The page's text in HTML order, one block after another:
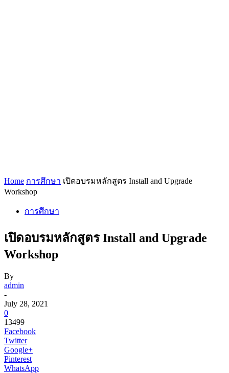
Home การศึกษา เปิดอบรมหลักสูตร Install and Upgrade
Workshop
การศึกษา
เปิดอบรมหลักสูตร Install and Upgrade
Workshop
By
admin
-
July 28, 2021
0
13499
Facebook
Twitter
Google+
Pinterest
WhatsApp